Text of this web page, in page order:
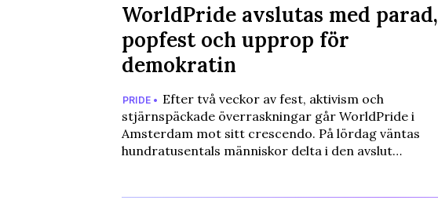
WorldPride avslutas med parad,
popfest och upprop för
demokratin
PRIDE • Efter två veckor av fest, aktivism och
stjärnspäckade överraskningar går WorldPride i
Amsterdam mot sitt crescendo. På lördag väntas
hundratusentals människor delta i den avslut…